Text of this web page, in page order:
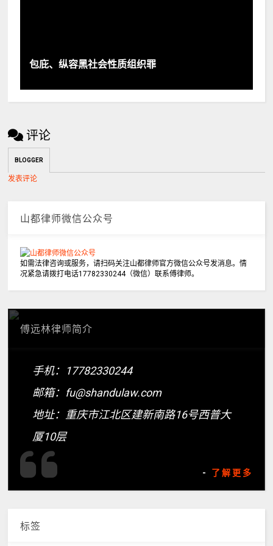
包庇、纵容黑社会性质组织罪
评论
BLOGGER
发表评论
山都律师微信公众号
如需法律咨询或服务，请扫码关注山都律师官方微信公众号发消息。情
况紧急请拨打电话17782330244（微信）联系傅律师。
傅远林律师简介
手机：17782330244
邮箱：fu@shandulaw.com
地址：重庆市江北区建新南路16号西普大
厦10层
- 了解更多
标签